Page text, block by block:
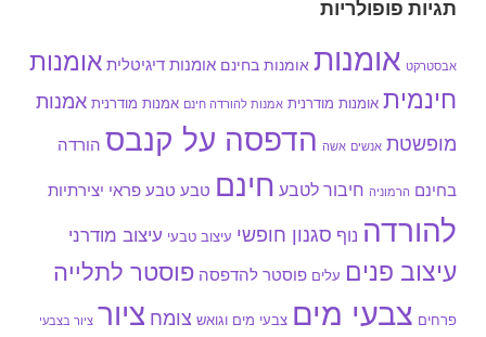
תגיות פופולריות
אבסטרקט אומנות אומנות בחינם אומנות דיגיטלית אומנות
חינמית אומנות מודרנית אמנות להורדה חינם אמנות מודרנית אמנות
מופשטת אנשים אשה הדפסה על קנבס הורדה
בחינם הרמוניה חיבור לטבע חינם טבע טבע פראי יצירתיות
להורדה נוף סגנון חופשי עיצוב טבעי עיצוב מודרני
עיצוב פנים עלים פוסטר להדפסה פוסטר לתלייה
פרחים צבעי מים צבעי מים וגואש צומח ציור ציור בצבעי